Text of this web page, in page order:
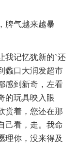
脾气越来越暴
我记忆犹新的`还
蠡口大润发超市
感到新奇，左看
的玩具映入眼
赏着，您还在那
己看，走。我命
理你，没来得及